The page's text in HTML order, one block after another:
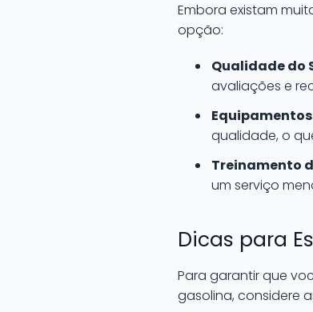
Embora existam
opção:
Qualidade do
avaliações e
qualidade, o
Treinamento
um serviço
Dicas para
Para garantir que
gasolina, considere